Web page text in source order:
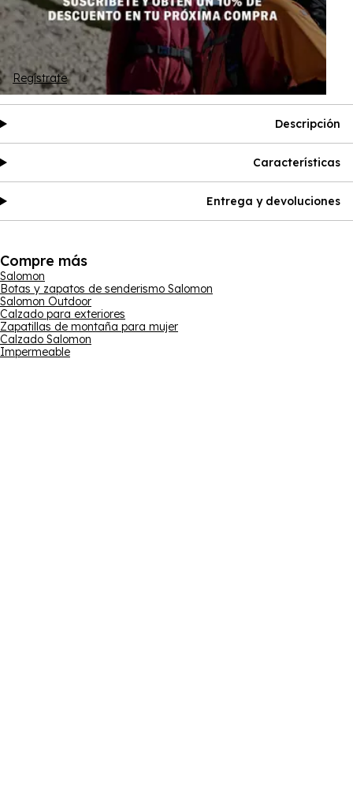
Regístrate
Descripción
Características
Entrega y devoluciones
Compre más
Salomon
Botas y zapatos de senderismo Salomon
Salomon Outdoor
Calzado para exteriores
Zapatillas de montaña para mujer
Calzado Salomon
Impermeable